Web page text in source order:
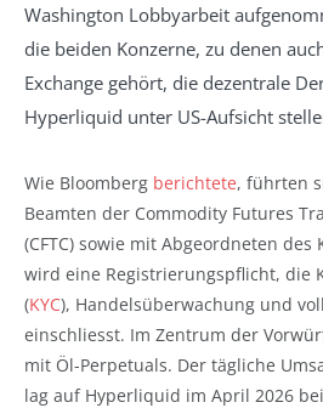
Washington Lobbyarbeit
die beiden Konzerne, zu denen
Exchange gehört, die dezentrale
Hyperliquid unter US-Aufsicht
Wie Bloomberg berichtete, führten
Beamten der Commodity Futures
(CFTC) sowie mit Abgeordneten des
wird eine Registrierungspflicht, die
(KYC), Handelsüberwachung und
einschliesst. Im Zentrum der
mit Öl-Perpetuals. Der tägliche
lag auf Hyperliquid im April 2026